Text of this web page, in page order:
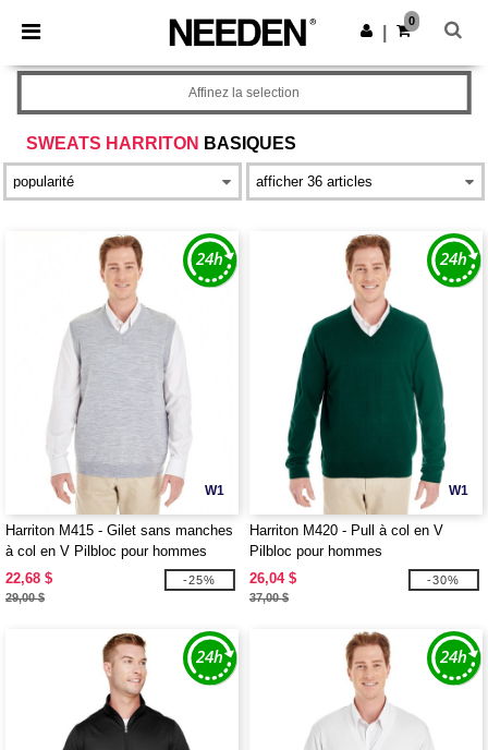
× Appli Needen
Meilleurs prix sur l’app !
Obtenir l'appli
0
SWEATS HARRITON BASIQUES
Affinez la selection
W1
Harriton M415 - Gilet sans manches
à col en V Pilbloc pour hommes
22,68 $
29,00 $
-25%
W1
Harriton M420 - Pull à col en V
Pilbloc pour hommes
26,04 $
37,00 $
-30%